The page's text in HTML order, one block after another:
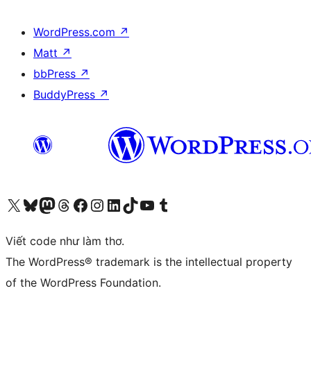
WordPress.com ↗
Matt ↗
bbPress ↗
BuddyPress ↗
Truy cập tài khoản X (trước đây là Twitter) của chúng tôiVisit our Bluesky account
Visit our Mastodon account
Visit our Threads account
Xem trang Facebook của chúng tôiTruy cập tài khoản Instagram của chúng tôiTruy cập tài khoản LinkedIn của chúng tôiVisit our TikTok account
Truy cập kênh YouTube của chúng tôi Visit our Tumblr account
Viết code như làm thơ.
The WordPress® trademark is the intellectual property
of the WordPress Foundation.